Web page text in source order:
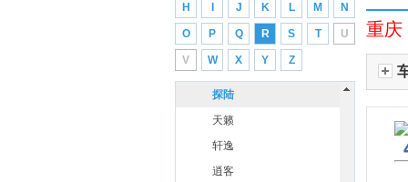
H J K L M N
O P Q R S T U
V W X Y Z
蓝鸟
奇骏
日产N6
探陆
天籁
轩逸
逍客
重庆